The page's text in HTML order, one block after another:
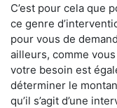
C’est pour cela que
ce genre
pour vous de
ailleurs, comme
votre besoin est
déterminer le
qu’il s’agit d’une